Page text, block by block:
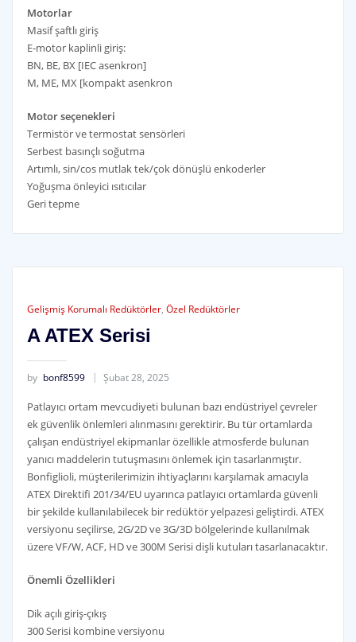
Motorlar
Masif şaftlı giriş
E-motor kaplinli giriş:
BN, BE, BX [IEC asenkron]
M, ME, MX [kompakt asenkron
Motor seçenekleri
Termistör ve termostat sensörleri
Serbest basınçlı soğutma
Artımlı, sin/cos mutlak tek/çok dönüşlü enkoderler
Yoğuşma önleyici ısıtıcılar
Geri tepme
Gelişmiş Korumalı Redüktörler, Özel Redüktörler
A ATEX Serisi
by bonf8599 Şubat 28, 2025
Patlayıcı ortam mevcudiyeti bulunan bazı endüstriyel çevreler
ek güvenlik önlemleri alınmasını gerektirir. Bu tür ortamlarda
çalışan endüstriyel ekipmanlar özellikle atmosferde bulunan
yanıcı maddelerin tutuşmasını önlemek için tasarlanmıştır.
Bonfiglioli, müşterilerimizin ihtiyaçlarını karşılamak amacıyla
ATEX Direktifi 201/34/EU uyarınca patlayıcı ortamlarda güvenli
bir şekilde kullanılabilecek bir redüktör yelpazesi geliştirdi. ATEX
versiyonu seçilirse, 2G/2D ve 3G/3D bölgelerinde kullanılmak
üzere VF/W, ACF, HD ve 300M Serisi dişli kutuları tasarlanacaktır.
Önemli Özellikleri
Dik açılı giriş-çıkış
300 Serisi kombine versiyonu